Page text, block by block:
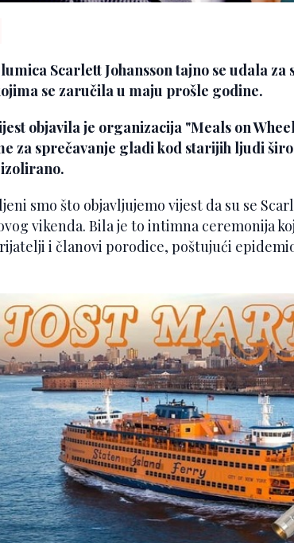
Scarlett Johansson tajno se udala
se zaručila u maju prošle godine.
objavila je organizacija "Meals on
za sprečavanje gladi kod starijih ljudi
smo što objavljujemo vijest da su se
vikenda. Bila je to intimna ceremonija
i članovi porodice, poštujući